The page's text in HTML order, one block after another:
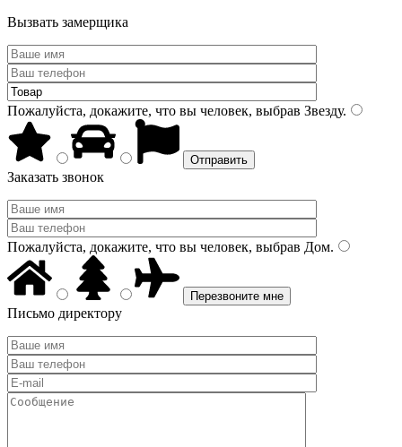
Вызвать замерщика
Пожалуйста, докажите, что вы человек, выбрав Звезду.
Заказать звонок
Пожалуйста, докажите, что вы человек, выбрав Дом.
Письмо директору